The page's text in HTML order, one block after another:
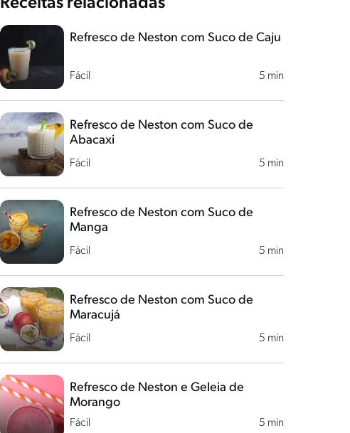
Receitas relacionadas
Fácil 5 min
Refresco de Neston com Suco de Caju
Fácil 5 min
Refresco de Neston com Suco de
Abacaxi
Fácil 5 min
Refresco de Neston com Suco de
Manga
Fácil 5 min
Refresco de Neston com Suco de
Maracujá
Fácil 5 min
Refresco de Neston e Geleia de
Morango